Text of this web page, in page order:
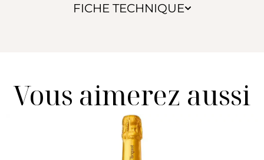
FICHE TECHNIQUE
Vous aimerez aussi